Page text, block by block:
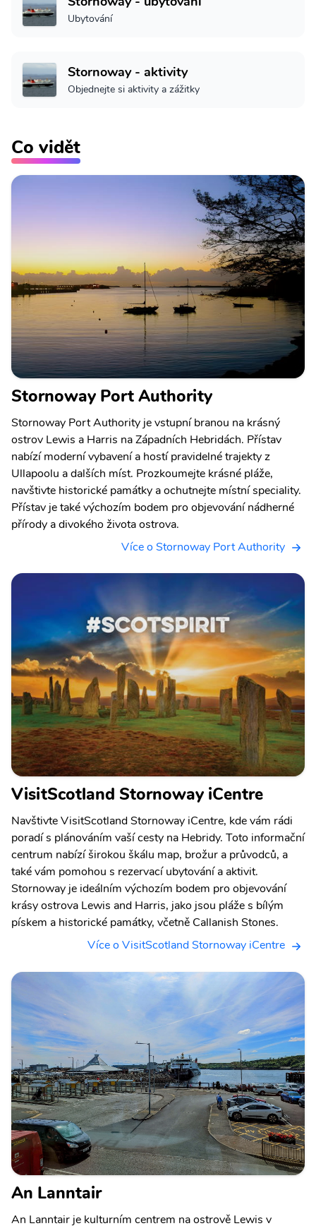
Ubytování
Stornoway - aktivity
Objednejte si aktivity a zážitky
Co vidět
Stornoway Port Authority
Stornoway Port Authority je vstupní branou na krásný
ostrov Lewis a Harris na Západních Hebridách. Přístav
nabízí moderní vybavení a hostí pravidelné trajekty z
Ullapoolu a dalších míst. Prozkoumejte krásné pláže,
navštivte historické památky a ochutnejte místní speciality.
Přístav je také výchozím bodem pro objevování nádherné
přírody a divokého života ostrova.
Více o Stornoway Port Authority
VisitScotland Stornoway iCentre
Navštivte VisitScotland Stornoway iCentre, kde vám rádi
poradí s plánováním vaší cesty na Hebridy. Toto informační
centrum nabízí širokou škálu map, brožur a průvodců, a
také vám pomohou s rezervací ubytování a aktivit.
Stornoway je ideálním výchozím bodem pro objevování
krásy ostrova Lewis and Harris, jako jsou pláže s bílým
pískem a historické památky, včetně Callanish Stones.
Více o VisitScotland Stornoway iCentre
An Lanntair
An Lanntair je kulturním centrem na ostrově Lewis v